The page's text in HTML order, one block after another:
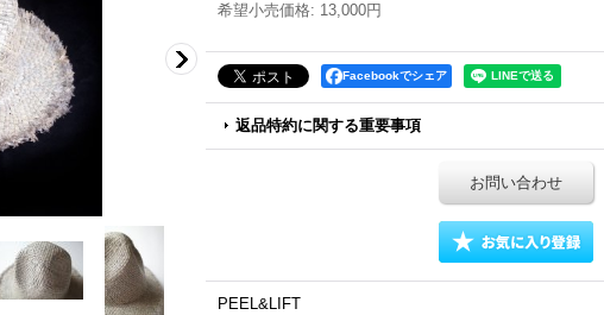
希望小売価格: 13,000円
Facebookでシェア
返品特約に関する重要事項
お問い合わせ
PEEL&LIFT